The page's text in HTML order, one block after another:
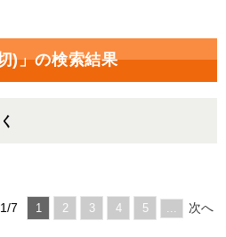
)」の検索結果
1/7 1 2 3 4 5 ... 次へ